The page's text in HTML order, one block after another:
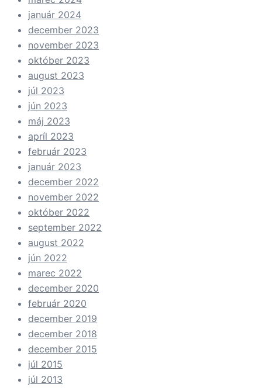
január 2024
december 2023
november 2023
október 2023
august 2023
júl 2023
jún 2023
máj 2023
apríl 2023
február 2023
január 2023
december 2022
november 2022
október 2022
september 2022
august 2022
jún 2022
marec 2022
december 2020
február 2020
december 2019
december 2018
december 2015
júl 2015
júl 2013